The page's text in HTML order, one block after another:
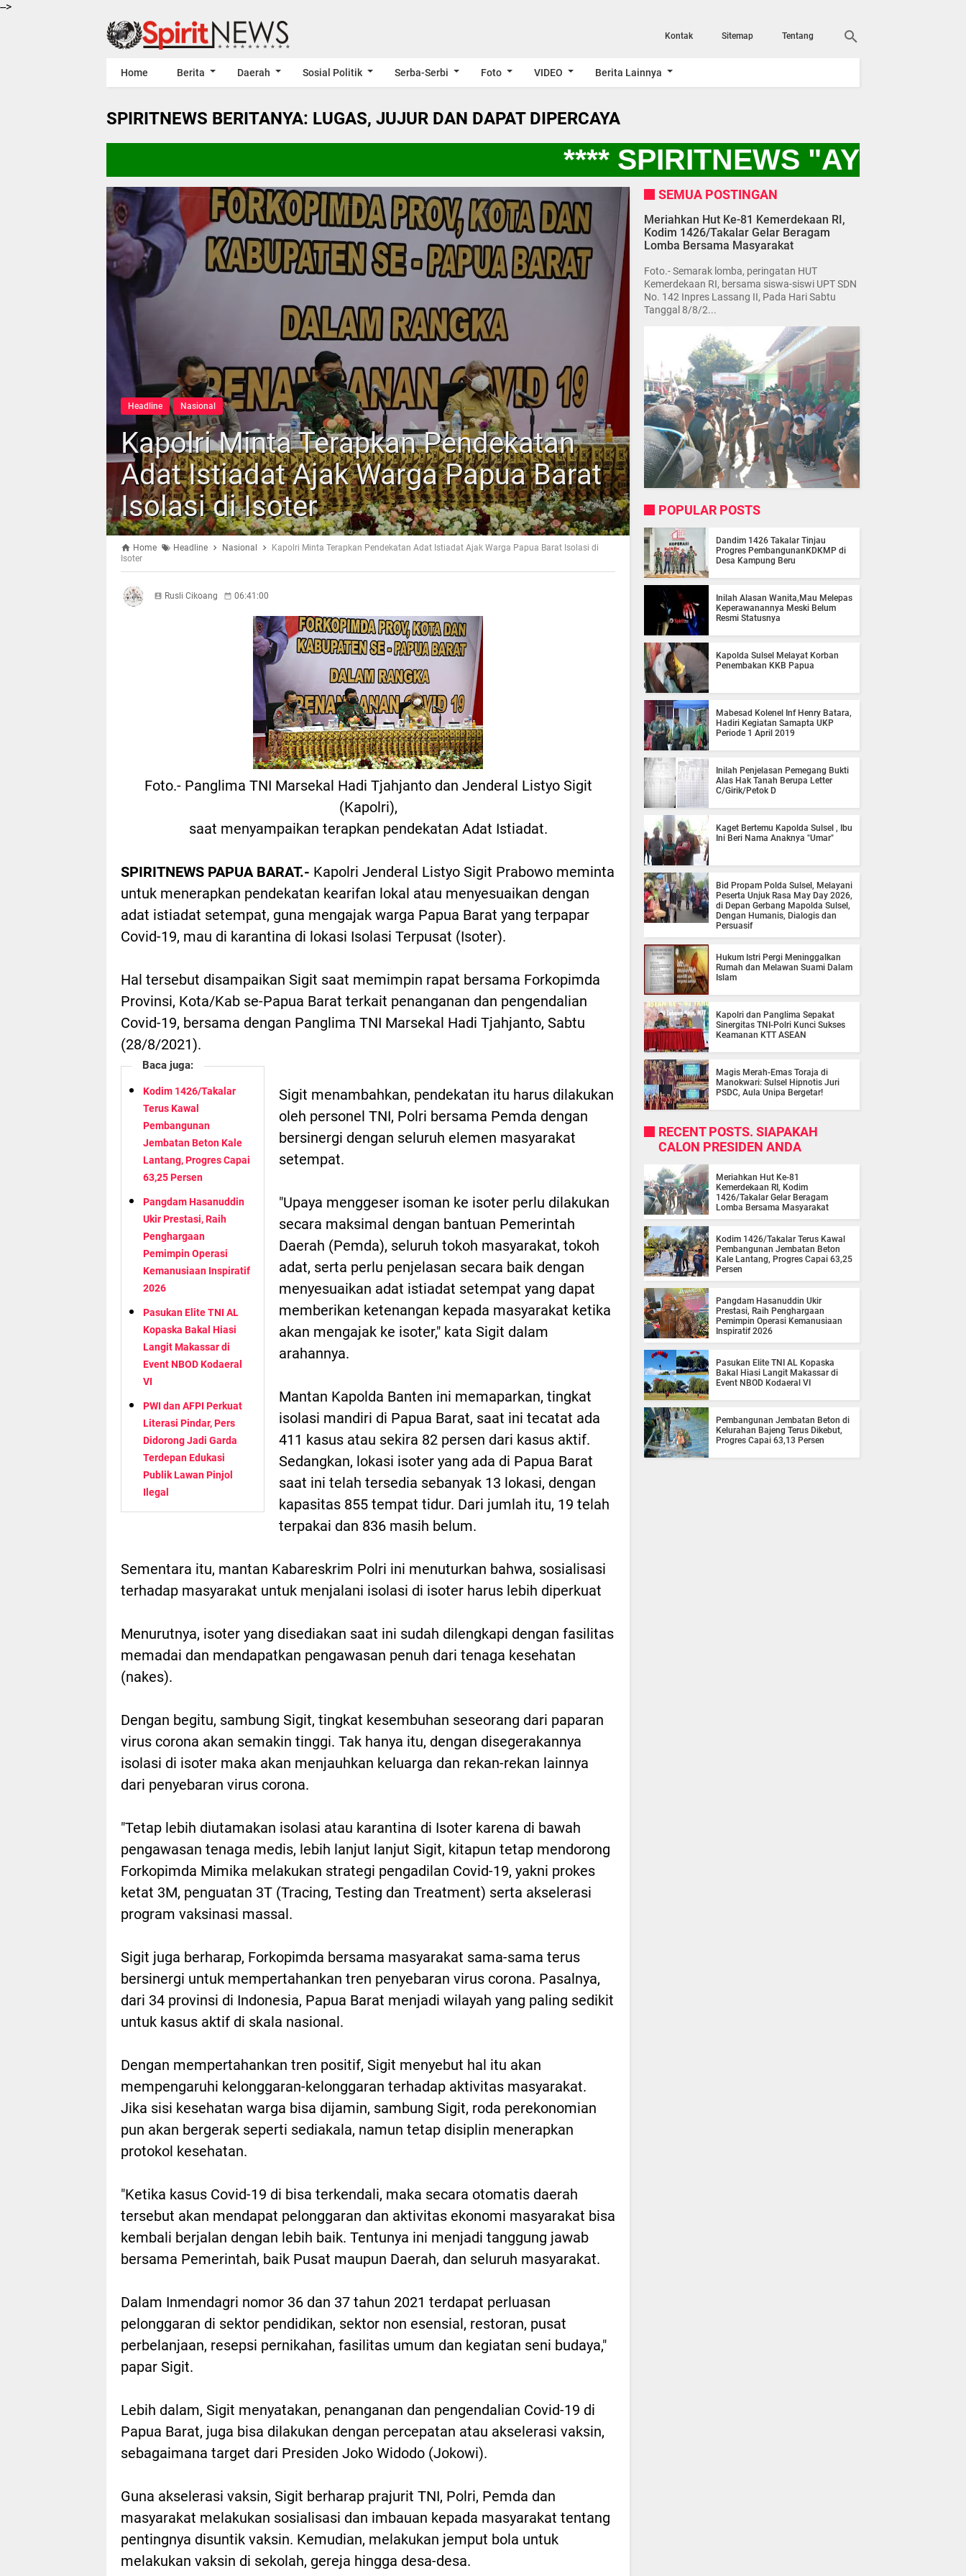
-->
Kontak Sitemap Tentang
Home Berita Daerah Sosial Politik Serba-Serbi Foto VIDEO Berita Lainnya
SPIRITNEWS BERITANYA: LUGAS, JUJUR DAN DAPAT DIPERCAYA
**** SPIRITNEWS "AYO KITA
Headline Nasional
Kapolri Minta Terapkan Pendekatan
Adat Istiadat Ajak Warga Papua Barat
Isolasi di Isoter
Home Headline Nasional
Kapolri Minta Terapkan Pendekatan Adat Istiadat Ajak Warga Papua Barat Isolasi di
Isoter
Rusli Cikoang 06:41:00
Foto.- Panglima TNI Marsekal Hadi Tjahjanto dan Jenderal Listyo Sigit
(Kapolri),
saat menyampaikan terapkan pendekatan Adat Istiadat.
SPIRITNEWS PAPUA BARAT.- Kapolri Jenderal Listyo Sigit Prabowo meminta
untuk menerapkan pendekatan kearifan lokal atau menyesuaikan dengan
adat istiadat setempat, guna mengajak warga Papua Barat yang terpapar
Covid-19, mau di karantina di lokasi Isolasi Terpusat (Isoter).
Hal tersebut disampaikan Sigit saat memimpin rapat bersama Forkopimda
Provinsi, Kota/Kab se-Papua Barat terkait penanganan dan pengendalian
Covid-19, bersama dengan Panglima TNI Marsekal Hadi Tjahjanto, Sabtu
(28/8/2021).
Baca juga:
Kodim 1426/Takalar
Terus Kawal
Pembangunan
Jembatan Beton Kale
Lantang, Progres Capai
63,25 Persen
Pangdam Hasanuddin
Ukir Prestasi, Raih
Penghargaan
Pemimpin Operasi
Kemanusiaan Inspiratif
2026
Pasukan Elite TNI AL
Kopaska Bakal Hiasi
Langit Makassar di
Event NBOD Kodaeral
VI
PWI dan AFPI Perkuat
Literasi Pindar, Pers
Didorong Jadi Garda
Terdepan Edukasi
Publik Lawan Pinjol
Ilegal
Sigit menambahkan, pendekatan itu harus dilakukan
oleh personel TNI, Polri bersama Pemda dengan
bersinergi dengan seluruh elemen masyarakat
setempat.
"Upaya menggeser isoman ke isoter perlu dilakukan
secara maksimal dengan bantuan Pemerintah
Daerah (Pemda), seluruh tokoh masyarakat, tokoh
adat, serta perlu penjelasan secara baik dengan
menyesuaikan adat istiadat setempat yang dapat
memberikan ketenangan kepada masyarakat ketika
akan mengajak ke isoter," kata Sigit dalam
arahannya.
Mantan Kapolda Banten ini memaparkan, tingkat
isolasi mandiri di Papua Barat, saat ini tecatat ada
411 kasus atau sekira 82 persen dari kasus aktif.
Sedangkan, lokasi isoter yang ada di Papua Barat
saat ini telah tersedia sebanyak 13 lokasi, dengan
kapasitas 855 tempat tidur. Dari jumlah itu, 19 telah
terpakai dan 836 masih belum.
Sementara itu, mantan Kabareskrim Polri ini menuturkan bahwa, sosialisasi
terhadap masyarakat untuk menjalani isolasi di isoter harus lebih diperkuat
Menurutnya, isoter yang disediakan saat ini sudah dilengkapi dengan fasilitas
memadai dan mendapatkan pengawasan penuh dari tenaga kesehatan
(nakes).
Dengan begitu, sambung Sigit, tingkat kesembuhan seseorang dari paparan
virus corona akan semakin tinggi. Tak hanya itu, dengan disegerakannya
isolasi di isoter maka akan menjauhkan keluarga dan rekan-rekan lainnya
dari penyebaran virus corona.
"Tetap lebih diutamakan isolasi atau karantina di Isoter karena di bawah
pengawasan tenaga medis, lebih lanjut lanjut Sigit, kitapun tetap mendorong
Forkopimda Mimika melakukan strategi pengadilan Covid-19, yakni prokes
ketat 3M, penguatan 3T (Tracing, Testing dan Treatment) serta akselerasi
program vaksinasi massal.
Sigit juga berharap, Forkopimda bersama masyarakat sama-sama terus
bersinergi untuk mempertahankan tren penyebaran virus corona. Pasalnya,
dari 34 provinsi di Indonesia, Papua Barat menjadi wilayah yang paling sedikit
untuk kasus aktif di skala nasional.
Dengan mempertahankan tren positif, Sigit menyebut hal itu akan
mempengaruhi kelonggaran-kelonggaran terhadap aktivitas masyarakat.
Jika sisi kesehatan warga bisa dijamin, sambung Sigit, roda perekonomian
pun akan bergerak seperti sediakala, namun tetap disiplin menerapkan
protokol kesehatan.
"Ketika kasus Covid-19 di bisa terkendali, maka secara otomatis daerah
tersebut akan mendapat pelonggaran dan aktivitas ekonomi masyarakat bisa
kembali berjalan dengan lebih baik. Tentunya ini menjadi tanggung jawab
bersama Pemerintah, baik Pusat maupun Daerah, dan seluruh masyarakat.
Dalam Inmendagri nomor 36 dan 37 tahun 2021 terdapat perluasan
pelonggaran di sektor pendidikan, sektor non esensial, restoran, pusat
perbelanjaan, resepsi pernikahan, fasilitas umum dan kegiatan seni budaya,"
papar Sigit.
Lebih dalam, Sigit menyatakan, penanganan dan pengendalian Covid-19 di
Papua Barat, juga bisa dilakukan dengan percepatan atau akselerasi vaksin,
sebagaimana target dari Presiden Joko Widodo (Jokowi).
Guna akselerasi vaksin, Sigit berharap prajurit TNI, Polri, Pemda dan
masyarakat melakukan sosialisasi dan imbauan kepada masyarakat tentang
pentingnya disuntik vaksin. Kemudian, melakukan jemput bola untuk
melakukan vaksin di sekolah, gereja hingga desa-desa.
SEMUA POSTINGAN
Meriahkan Hut Ke-81 Kemerdekaan RI,
Kodim 1426/Takalar Gelar Beragam
Lomba Bersama Masyarakat
Foto.- Semarak lomba, peringatan HUT
Kemerdekaan RI, bersama siswa-siswi UPT SDN
No. 142 Inpres Lassang II, Pada Hari Sabtu
Tanggal 8/8/2...
POPULAR POSTS
Dandim 1426 Takalar Tinjau
Progres PembangunanKDKMP di
Desa Kampung Beru
Inilah Alasan Wanita,Mau Melepas
Keperawanannya Meski Belum
Resmi Statusnya
Kapolda Sulsel Melayat Korban
Penembakan KKB Papua
Mabesad Kolenel Inf Henry Batara,
Hadiri Kegiatan Samapta UKP
Periode 1 April 2019
Inilah Penjelasan Pemegang Bukti
Alas Hak Tanah Berupa Letter
C/Girik/Petok D
Kaget Bertemu Kapolda Sulsel , Ibu
Ini Beri Nama Anaknya "Umar"
Bid Propam Polda Sulsel, Melayani
Peserta Unjuk Rasa May Day 2026,
di Depan Gerbang Mapolda Sulsel,
Dengan Humanis, Dialogis dan
Persuasif
Hukum Istri Pergi Meninggalkan
Rumah dan Melawan Suami Dalam
Islam
Kapolri dan Panglima Sepakat
Sinergitas TNI-Polri Kunci Sukses
Keamanan KTT ASEAN
Magis Merah-Emas Toraja di
Manokwari: Sulsel Hipnotis Juri
PSDC, Aula Unipa Bergetar!
RECENT POSTS. SIAPAKAH
CALON PRESIDEN ANDA
Meriahkan Hut Ke-81
Kemerdekaan RI, Kodim
1426/Takalar Gelar Beragam
Lomba Bersama Masyarakat
Kodim 1426/Takalar Terus Kawal
Pembangunan Jembatan Beton
Kale Lantang, Progres Capai 63,25
Persen
Pangdam Hasanuddin Ukir
Prestasi, Raih Penghargaan
Pemimpin Operasi Kemanusiaan
Inspiratif 2026
Pasukan Elite TNI AL Kopaska
Bakal Hiasi Langit Makassar di
Event NBOD Kodaeral VI
Pembangunan Jembatan Beton di
Kelurahan Bajeng Terus Dikebut,
Progres Capai 63,13 Persen